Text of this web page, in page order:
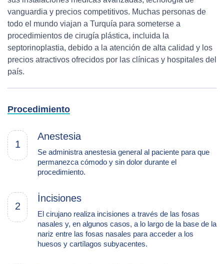
vanguardia y precios competitivos. Muchas personas de
todo el mundo viajan a Turquía para someterse a
procedimientos de cirugía plástica, incluida la
septorinoplastia, debido a la atención de alta calidad y los
precios atractivos ofrecidos por las clínicas y hospitales del
país.
Procedimiento
1
Anestesia
Se administra anestesia general al paciente para que
permanezca cómodo y sin dolor durante el
procedimiento.
2
İncisiones
El cirujano realiza incisiones a través de las fosas
nasales y, en algunos casos, a lo largo de la base de la
nariz entre las fosas nasales para acceder a los
huesos y cartílagos subyacentes.